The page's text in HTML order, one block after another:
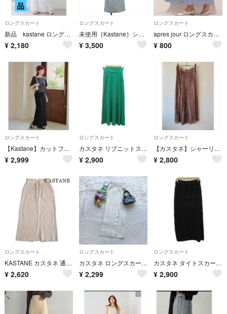
ロングスカート
新品 kastane ロングスカート レース切替スカート ホワイト フリルスカート ティアードスカート ニット 白 大きいサイズ
¥ 2,180
ロングスカート
未使用｛Kastane｝シルバーラメロングスカート ビスチェ付き カスタネ 光沢 レディース フリー M位
¥ 3,500
ロングスカート
apres jour ロングスカート 花柄 水色
¥ 800
ロングスカート
【Kastane】カットフリルIラインスカート
¥ 2,999
ロングスカート
カスタネ リブニットスカート フレアスカート ロング丈 マキシ丈 F 緑 無地
¥ 2,900
ロングスカート
【カスタネ】シャーリングサテンスカート
¥ 2,800
ロングスカート
KASTANE カスタネ 通年★ ワッフル ストレッチ ロング タイト スカート Sz.F レディース
¥ 2,620
ロングスカート
カスタネ ロングスカート ニット リブ F フロントスリット シンプル 着回し
¥ 2,299
ロングスカート
カスタネ タイトスカート マキシ丈 ロング丈 0 黒 ブラック ティアード
¥ 2,900